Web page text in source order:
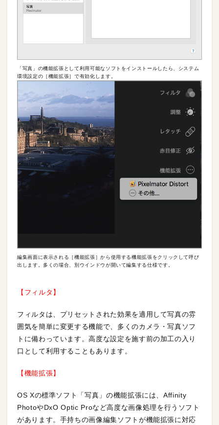
「写真」の機能拡張として利用可能なソフトをインストールしたら、システム
環境設定の［機能拡張］で有効化します。
編集画面に表示される［機能拡張］から使用する機能拡張をクリックして呼び
出します。多くの場合、別ウインドウが開いて編集する仕様です。
【フィルタ】
フィルタは、プリセットされた効果を適用して写真の雰
囲気を簡単に変更する機能で、多くのカメラ・写真ソフ
トに備わっています。高度な設定を施す前の加工の入り
口として利用することもあります。
【機能拡張】
OS Xの標準ソフト「写真」の機能拡張には、Affinity
PhotoやDxO Optic Proなど高度な画像処理を行うソフト
があります。手持ちの画像編集ソフトが機能拡張に対応